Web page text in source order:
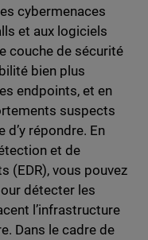
cybermenaces
et aux logiciels
couche de sécurité
bien plus
endpoints, et en
suspects
répondre. En
et de
(EDR), vous pouvez
détecter les
l’infrastructure
Dans le cadre de